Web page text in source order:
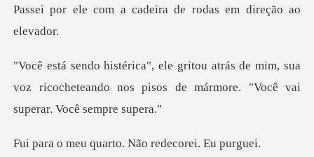
cadeira de rodas em
de mim, sua
voz ricocheteando nos pisos de m
uarto. Não redec